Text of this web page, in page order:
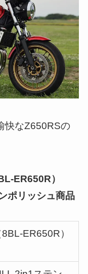
快なZ650RSの
ER650R）
ポリッシュ商品
ER650R）